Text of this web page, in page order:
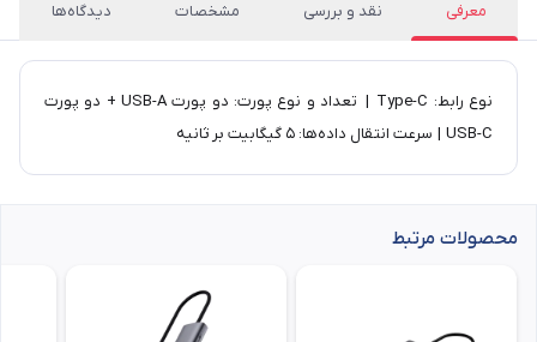
معرفی نقد و بررسی مشخصات دیدگاه‌ها
نوع رابط: Type-C | تعداد و نوع پورت‌: دو پورت ‌USB-A + دو پورت
USB-C | سرعت انتقال داده‌ها: ۵ گیگابیت بر ثانیه
محصولات مرتبط